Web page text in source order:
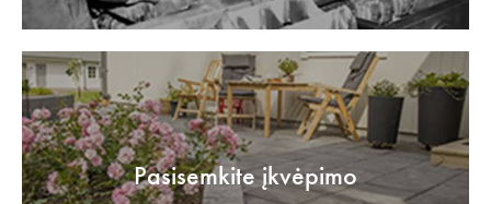
Pasisemkite įkvėpimo